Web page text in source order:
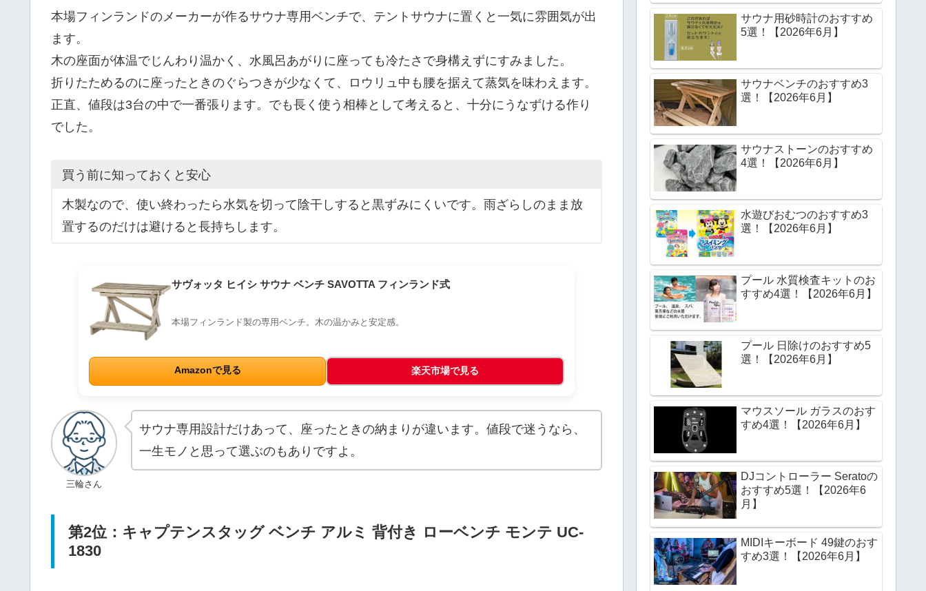
本場フィンランドのメーカーが作るサウナ専用ベンチで、テントサウナに置くと一気に雰囲気が出
ます。
木の座面が体温でじんわり温かく、水風呂あがりに座っても冷たさで身構えずにすみました。
折りたためるのに座ったときのぐらつきが少なくて、ロウリュ中も腰を据えて蒸気を味わえます。
正直、値段は3台の中で一番張ります。でも長く使う相棒として考えると、十分にうなずける作り
でした。
買う前に知っておくと安心
木製なので、使い終わったら水気を切って陰干しすると黒ずみにくいです。雨ざらしのまま放
置するのだけは避けると長持ちします。
サヴォッタ ヒイシ サウナ ベンチ SAVOTTA フィンランド式
本場フィンランド製の専用ベンチ。木の温かみと安定感。
Amazonで見る 楽天市場で見る
三輪さん
サウナ専用設計だけあって、座ったときの納まりが違います。値段で迷うなら、
一生モノと思って選ぶのもありですよ。
第2位：キャプテンスタッグ ベンチ アルミ 背付き ローベンチ モンテ UC-
1830
サウナ用砂時計のおすすめ
5選！【2026年6月】
サウナベンチのおすすめ3
選！【2026年6月】
サウナストーンのおすすめ
4選！【2026年6月】
水遊びおむつのおすすめ3
選！【2026年6月】
プール 水質検査キットのお
すすめ4選！【2026年6月】
プール 日除けのおすすめ5
選！【2026年6月】
マウスソール ガラスのおす
すめ4選！【2026年6月】
DJコントローラー Seratoの
おすすめ5選！【2026年6
月】
MIDIキーボード 49鍵のおす
すめ3選！【2026年6月】